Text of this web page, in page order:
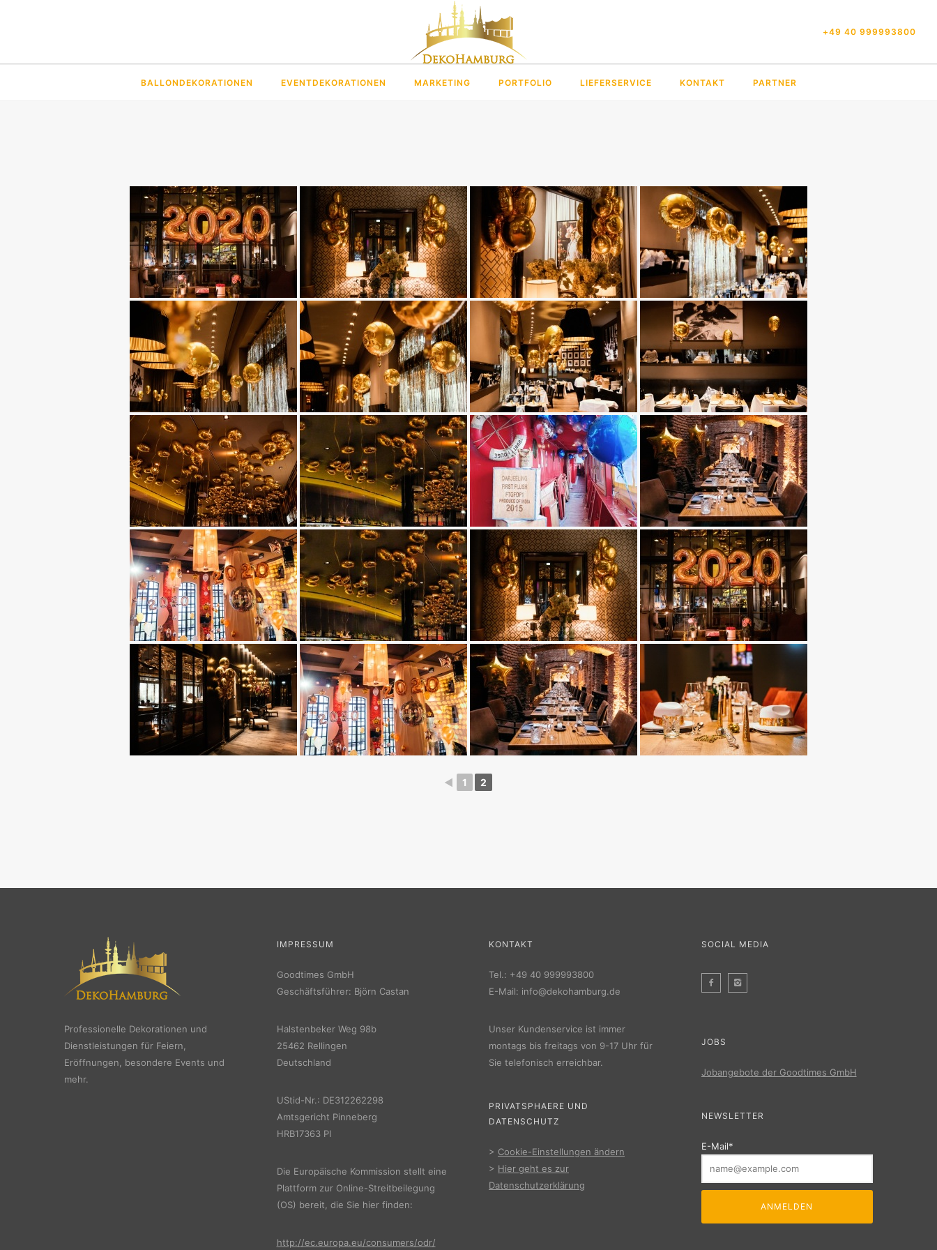
+49 40 999993800
BALLONDEKORATIONEN EVENTDEKORATIONEN MARKETING PORTFOLIO LIEFERSERVICE KONTAKT PARTNER
◄ 1 2
Professionelle Dekorationen und
Dienstleistungen für Feiern,
Eröffnungen, besondere Events und
mehr.
IMPRESSUM
Goodtimes GmbH
Geschäftsführer: Björn Castan
Halstenbeker Weg 98b
25462 Rellingen
Deutschland
UStid-Nr.: DE312262298
Amtsgericht Pinneberg
HRB17363 PI
Die Europäische Kommission stellt eine
Plattform zur Online-Streitbeilegung
(OS) bereit, die Sie hier finden:
http://ec.europa.eu/consumers/odr/
KONTAKT
Tel.: +49 40 999993800
E-Mail: info@dekohamburg.de
Unser Kundenservice ist immer
montags bis freitags von 9-17 Uhr für
Sie telefonisch erreichbar.
PRIVATSPHAERE UND
DATENSCHUTZ
> Cookie-Einstellungen ändern
> Hier geht es zur
Datenschutzerklärung
SOCIAL MEDIA
JOBS
Jobangebote der Goodtimes GmbH
NEWSLETTER
E-Mail*
ANMELDEN